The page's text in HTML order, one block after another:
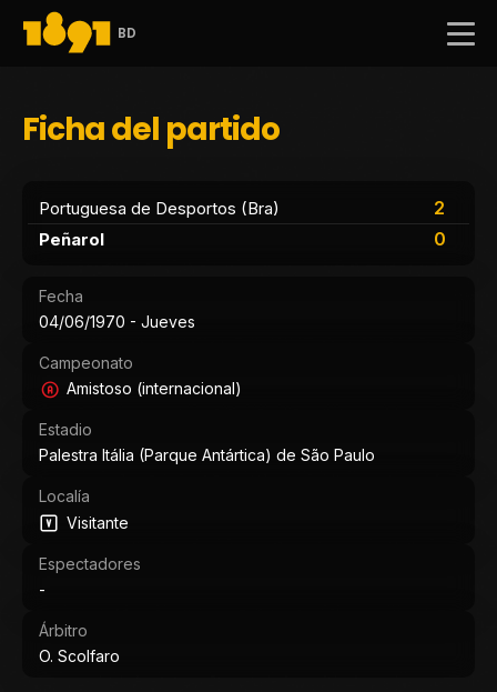
BD
Ficha del partido
Portuguesa de Desportos (Bra)
2
0
Peñarol
Fecha
04/06/1970 - Jueves
Campeonato
Amistoso (internacional)
Estadio
Palestra Itália (Parque Antártica) de São Paulo
Localía
Visitante
Espectadores
-
Árbitro
O. Scolfaro